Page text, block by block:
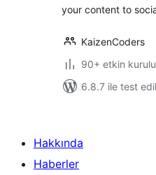
your content to
KaizenCoders
90+ etkin
6.8.7 ile test
Hakkında
Haberler